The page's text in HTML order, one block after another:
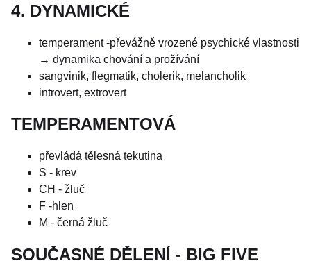
4. DYNAMICKÉ
temperament -převážně vrozené psychické vlastnosti
→ dynamika chování a prožívání
sangvinik, flegmatik, cholerik, melancholik
introvert, extrovert
TEMPERAMENTOVÁ
převládá tělesná tekutina
S - krev
CH - žluč
F -hlen
M - černá žluč
SOUČASNÉ DĚLENÍ - BIG FIVE